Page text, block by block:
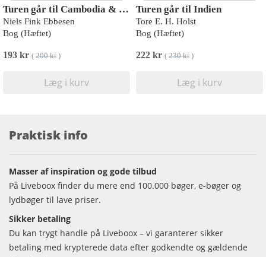
Turen går til Cambodia & Laos
Niels Fink Ebbesen
Bog (Hæftet)
193 kr ( 200 kr)
Læg i kurv
Turen går til Indien
Tore E. H. Holst
Bog (Hæftet)
222 kr ( 230 kr)
Læg i kurv
Praktisk info
Masser af inspiration og gode tilbud
På Liveboox finder du mere end 100.000 bøger, e-bøger og
lydbøger til lave priser.
Sikker betaling
Du kan trygt handle på Liveboox – vi garanterer sikker
betaling med krypterede data efter godkendte og gældende